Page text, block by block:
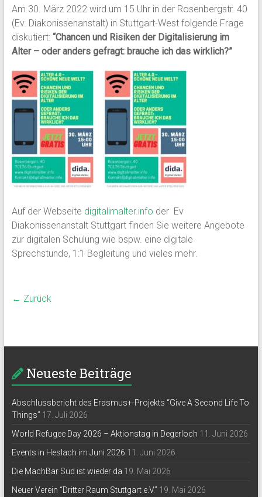
Am 30. März 2022 wird um 15 Uhr in der Rosenbergstr. 40
(Ev. Diakonissenanstalt) in Stuttgart-West folgende Frage
diskutiert: “Chancen und Risiken der Digitalisierung im
Alter – oder anders gefragt: brauche ich das wirklich?”
Auf der Webseite digitalimalter.info der Ev
Diakonissenanstalt Stuttgart finden Sie weitere Angebote
zur digitalen Schulung wie bspw. eine digitale
Sprechstunde, 1:1 Begleitung und vieles mehr.
← Zurück
Neueste Beiträge
Abschlussbericht des Erasmus+-Projekts “Give A Second Life To
Things” 17. Juli 2026
World Refugee Day 2026 – Aktionstag in Degerloch 11. Juni 2026
Events in Heslach im Juni 2026 11. Juni 2026
Die MachBar Süd ist wieder da 19. Mai 2026
Neuer Verein “Dritter Raum Stuttgart e.V.” 19. Mai 2026